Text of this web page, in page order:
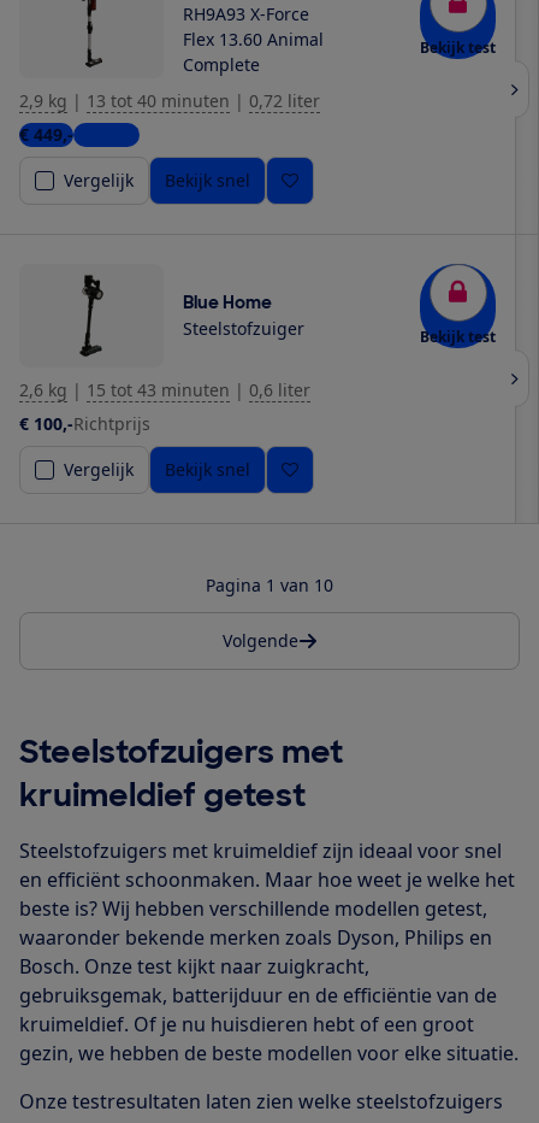
RH9A93 X-Force
Flex 13.60 Animal
Complete
Bekijk test
2,9 kg | 13 tot 40 minuten | 0,72 liter
€ 449,-1 winkel
Vergelijk
Bekijk snel
Blue Home
Steelstofzuiger Bekijk test
2,6 kg | 15 tot 43 minuten | 0,6 liter
€ 100,-Richtprijs
Vergelijk
Bekijk snel
Pagina 1 van 10
Volgende
Steelstofzuigers met
kruimeldief getest
Steelstofzuigers met kruimeldief zijn ideaal voor snel
en efficiënt schoonmaken. Maar hoe weet je welke het
beste is? Wij hebben verschillende modellen getest,
waaronder bekende merken zoals Dyson, Philips en
Bosch. Onze test kijkt naar zuigkracht,
gebruiksgemak, batterijduur en de efficiëntie van de
kruimeldief. Of je nu huisdieren hebt of een groot
gezin, we hebben de beste modellen voor elke situatie.
Onze testresultaten laten zien welke steelstofzuigers